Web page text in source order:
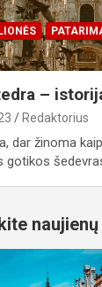
–
Redaktorius
dar žinoma
gotikos
naujienų